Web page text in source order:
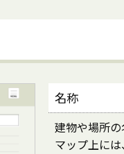
名称
建物や場所
マップ上に